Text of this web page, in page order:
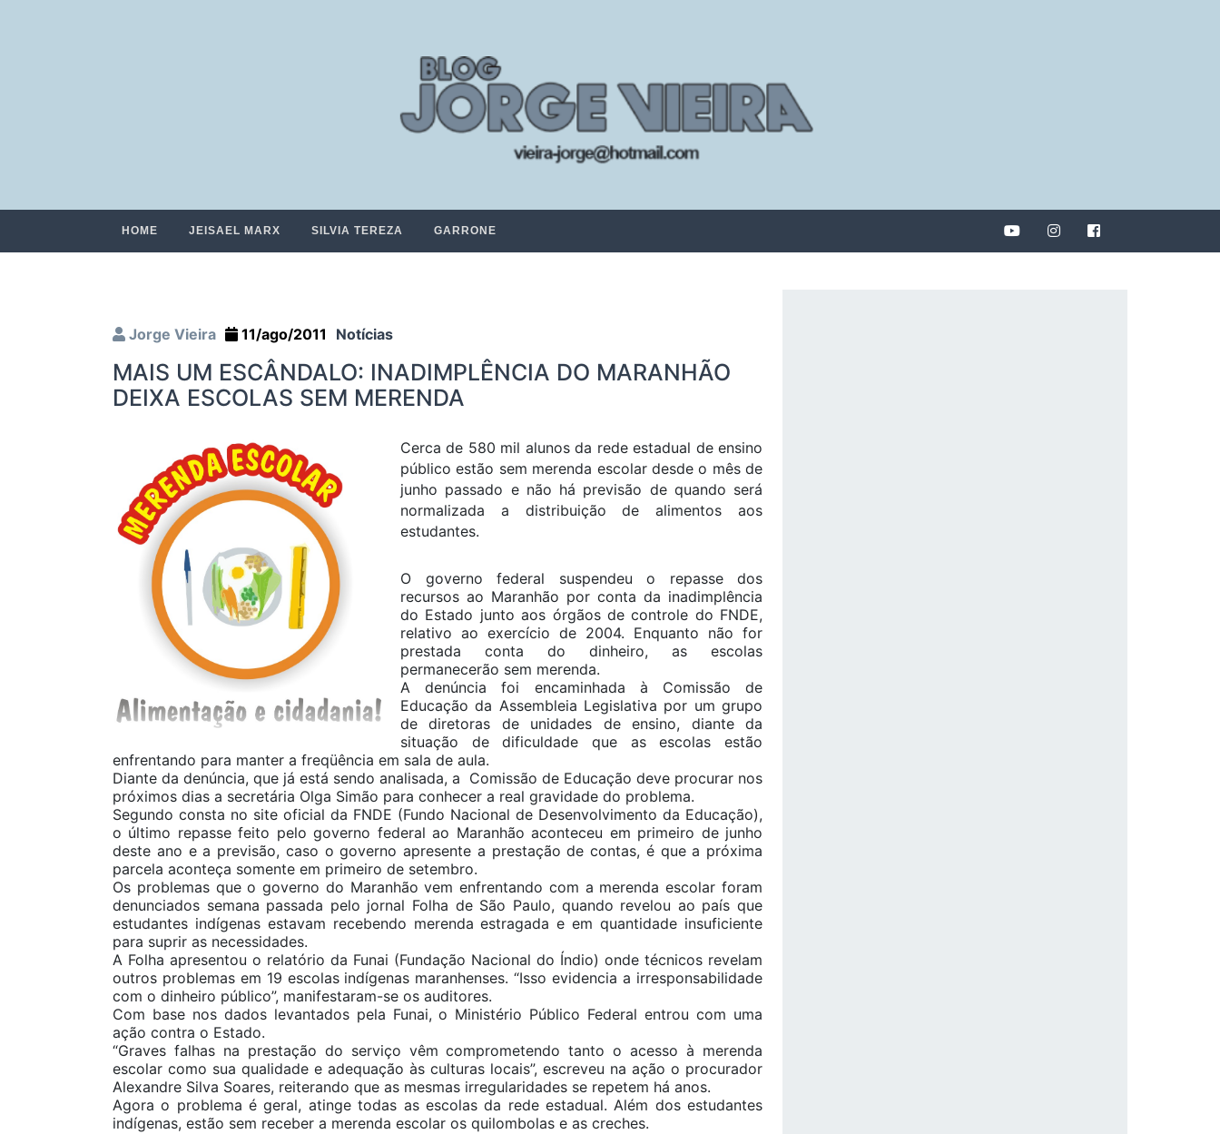
HOME JEISAEL MARX SILVIA TEREZA GARRONE
Jorge Vieira 11/ago/2011 Notícias
MAIS UM ESCÂNDALO: INADIMPLÊNCIA DO MARANHÃO
DEIXA ESCOLAS SEM MERENDA
Cerca de 580 mil alunos da rede estadual de ensino
público estão sem merenda escolar desde o mês de
junho passado e não há previsão de quando será
normalizada a distribuição de alimentos aos
estudantes.
O governo federal suspendeu o repasse dos
recursos ao Maranhão por conta da inadimplência
do Estado junto aos órgãos de controle do FNDE,
relativo ao exercício de 2004. Enquanto não for
prestada conta do dinheiro, as escolas
permanecerão sem merenda.
A denúncia foi encaminhada à Comissão de
Educação da Assembleia Legislativa por um grupo
de diretoras de unidades de ensino, diante da
situação de dificuldade que as escolas estão
enfrentando para manter a freqüência em sala de aula.
Diante da denúncia, que já está sendo analisada, a Comissão de Educação deve procurar nos
próximos dias a secretária Olga Simão para conhecer a real gravidade do problema.
Segundo consta no site oficial da FNDE (Fundo Nacional de Desenvolvimento da Educação),
o último repasse feito pelo governo federal ao Maranhão aconteceu em primeiro de junho
deste ano e a previsão, caso o governo apresente a prestação de contas, é que a próxima
parcela aconteça somente em primeiro de setembro.
Os problemas que o governo do Maranhão vem enfrentando com a merenda escolar foram
denunciados semana passada pelo jornal Folha de São Paulo, quando revelou ao país que
estudantes indígenas estavam recebendo merenda estragada e em quantidade insuficiente
para suprir as necessidades.
A Folha apresentou o relatório da Funai (Fundação Nacional do Índio) onde técnicos revelam
outros problemas em 19 escolas indígenas maranhenses. “Isso evidencia a irresponsabilidade
com o dinheiro público”, manifestaram-se os auditores.
Com base nos dados levantados pela Funai, o Ministério Público Federal entrou com uma
ação contra o Estado.
“Graves falhas na prestação do serviço vêm comprometendo tanto o acesso à merenda
escolar como sua qualidade e adequação às culturas locais”, escreveu na ação o procurador
Alexandre Silva Soares, reiterando que as mesmas irregularidades se repetem há anos.
Agora o problema é geral, atinge todas as escolas da rede estadual. Além dos estudantes
indígenas, estão sem receber a merenda escolar os quilombolas e as creches.